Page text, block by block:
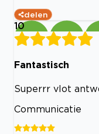
delen
10
Fantastisch
Superrr vlot
Communicatie